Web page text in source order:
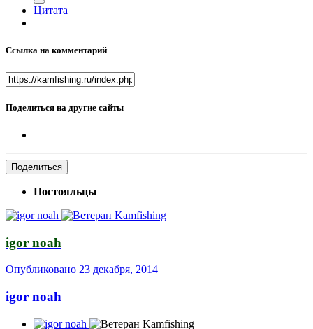
Цитата
Ссылка на комментарий
Поделиться на другие сайты
Поделиться
Постояльцы
igor noah
Опубликовано 23 декабря, 2014
igor noah